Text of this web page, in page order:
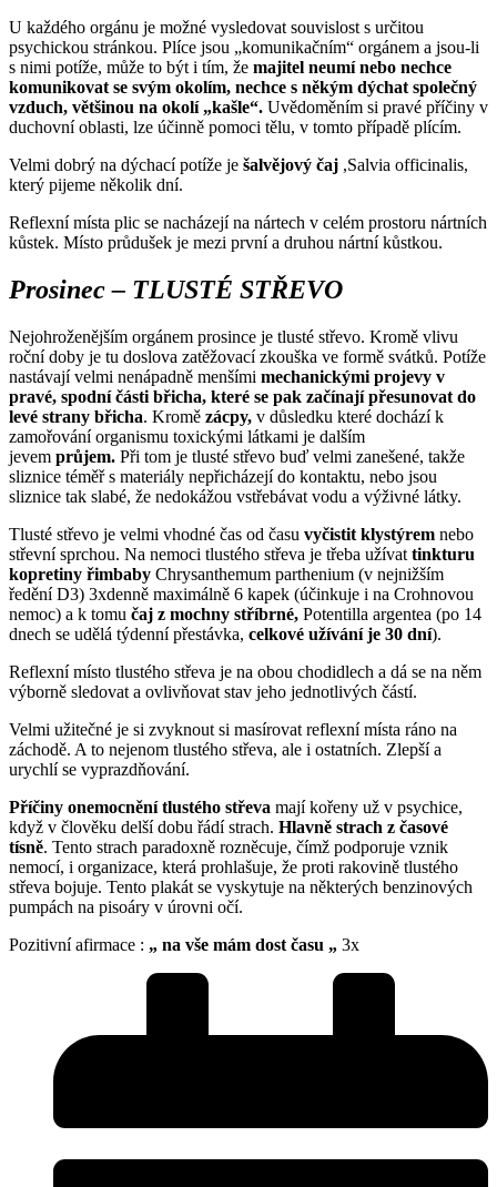
U každého orgánu je možné vysledovat souvislost s určitou
psychickou stránkou. Plíce jsou „komunikačním“ orgánem a jsou-li
s nimi potíže, může to být i tím, že majitel neumí nebo nechce
komunikovat se svým okolím, nechce s někým dýchat společný
vzduch, většinou na okolí „kašle“. Uvědoměním si pravé příčiny v
duchovní oblasti, lze účinně pomoci tělu, v tomto případě plícím.
Velmi dobrý na dýchací potíže je šalvějový čaj ,Salvia officinalis,
který pijeme několik dní.
Reflexní místa plic se nacházejí na nártech v celém prostoru nártních
kůstek. Místo průdušek je mezi první a druhou nártní kůstkou.
Prosinec – TLUSTÉ STŘEVO
Nejohroženějším orgánem prosince je tlusté střevo. Kromě vlivu
roční doby je tu doslova zatěžovací zkouška ve formě svátků. Potíže
nastávají velmi nenápadně menšími mechanickými projevy v
pravé, spodní části břicha, které se pak začínají přesunovat do
levé strany břicha. Kromě zácpy, v důsledku které dochází k
zamořování organismu toxickými látkami je dalším
jevem průjem. Při tom je tlusté střevo buď velmi zanešené, takže
sliznice téměř s materiály nepřicházejí do kontaktu, nebo jsou
sliznice tak slabé, že nedokážou vstřebávat vodu a výživné látky.
Tlusté střevo je velmi vhodné čas od času vyčistit klystýrem nebo
střevní sprchou. Na nemoci tlustého střeva je třeba užívat tinkturu
kopretiny řimbaby Chrysanthemum parthenium (v nejnižším
ředění D3) 3xdenně maximálně 6 kapek (účinkuje i na Crohnovou
nemoc) a k tomu čaj z mochny stříbrné, Potentilla argentea (po 14
dnech se udělá týdenní přestávka, celkové užívání je 30 dní).
Reflexní místo tlustého střeva je na obou chodidlech a dá se na něm
výborně sledovat a ovlivňovat stav jeho jednotlivých částí.
Velmi užitečné je si zvyknout si masírovat reflexní místa ráno na
záchodě. A to nejenom tlustého střeva, ale i ostatních. Zlepší a
urychlí se vyprazdňování.
Příčiny onemocnění tlustého střeva mají kořeny už v psychice,
když v člověku delší dobu řádí strach. Hlavně strach z časové
tísně. Tento strach paradoxně rozněcuje, čímž podporuje vznik
nemocí, i organizace, která prohlašuje, že proti rakovině tlustého
střeva bojuje. Tento plakát se vyskytuje na některých benzinových
pumpách na pisoáry v úrovni očí.
Pozitivní afirmace : „ na vše mám dost času „ 3x